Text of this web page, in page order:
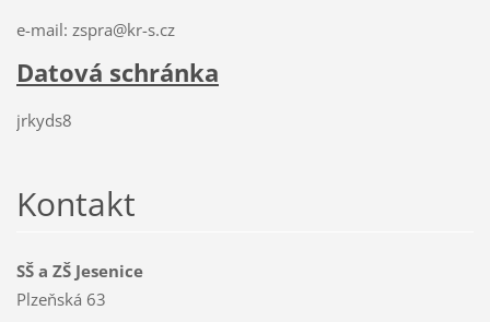
e-mail: zspra@kr-s.cz
Datová schránka
jrkyds8
Kontakt
SŠ a ZŠ Jesenice
Plzeňská 63